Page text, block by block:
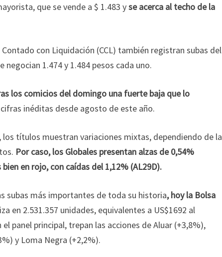
que se vende a $ 1.483 yse acerca al techo de la
con Liquidación (CCL) también registran subas del
negocian 1.474 y 1.484 pesos cada uno.
los comicios del domingo una fuerte baja que lo
inéditas desde agosto de este año.
los títulos muestran variaciones mixtas, dependiendo de la
Por caso, los Globales presentan alzas de 0,54%
en rojo, con caídas del 1,12% (AL29D).
subas más importantes de toda su historia, hoy la Bolsa
en 2.531.357 unidades, equivalentes a US$1692 al
panel principal, trepan las acciones de Aluar (+3,8%),
y Loma Negra (+2,2%).